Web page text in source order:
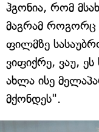
ჰგონია, რომ
მაგრამ როგორც
ფილმზე
ვიფიქრე, ვაუ,
ახლა ისე
მქონდეს".